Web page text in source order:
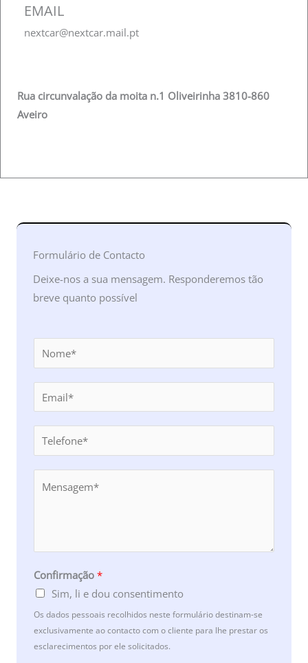
EMAIL
nextcar@nextcar.mail.pt
Rua circunvalação da moita n.1 Oliveirinha 3810-860
Aveiro
Formulário de Contacto
Deixe-nos a sua mensagem. Responderemos tão
breve quanto possível
o
m
m
a
e
l
M
e
s
s
a
g
Confirmação *
Sim, li e dou consentimento
Os dados pessoais recolhidos neste formulário destinam-se
exclusivamente ao contacto com o cliente para lhe prestar os
esclarecimentos por ele solicitados.